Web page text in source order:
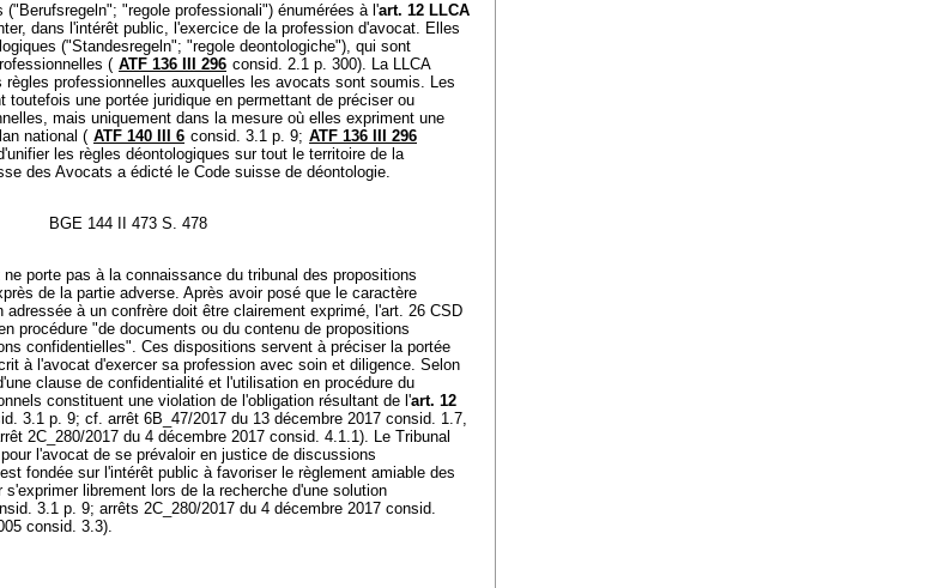
("Berufsregeln"; "regole professionali") énumérées à l'art. 12 LLCA
dans l'intérêt public, l'exercice de la profession d'avocat. Elles
("Standesregeln"; "regole deontologiche"), qui sont
( ATF 136 III 296 consid. 2.1 p. 300). La LLCA
professionnelles auxquelles les avocats sont soumis. Les
toutefois une portée juridique en permettant de préciser ou
mais uniquement dans la mesure où elles expriment une
national ( ATF 140 III 6 consid. 3.1 p. 9; ATF 136 III 296
les règles déontologiques sur tout le territoire de la
des Avocats a édicté le Code suisse de déontologie.
BGE 144 II 473 S. 478
porte pas à la connaissance du tribunal des propositions
de la partie adverse. Après avoir posé que le caractère
à un confrère doit être clairement exprimé, l'art. 26 CSD
procédure "de documents ou du contenu de propositions
confidentielles". Ces dispositions servent à préciser la portée
à l'avocat d'exercer sa profession avec soin et diligence. Selon
clause de confidentialité et l'utilisation en procédure du
constituent une violation de l'obligation résultant de l'art. 12
3.1 p. 9; cf. arrêt 6B_47/2017 du 13 décembre 2017 consid. 1.7,
2C_280/2017 du 4 décembre 2017 consid. 4.1.1). Le Tribunal
l'avocat de se prévaloir en justice de discussions
fondée sur l'intérêt public à favoriser le règlement amiable des
librement lors de la recherche d'une solution
3.1 p. 9; arrêts 2C_280/2017 du 4 décembre 2017 consid.
consid. 3.3).